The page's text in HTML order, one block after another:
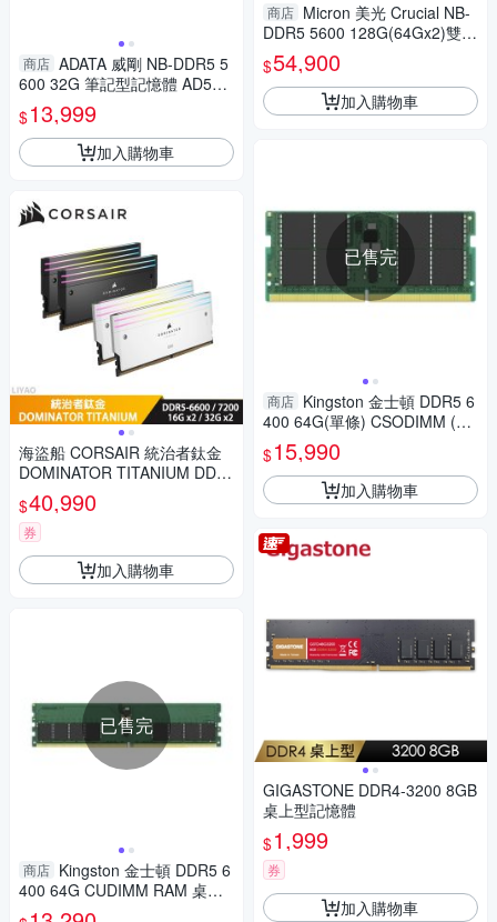
商店 ADATA 威剛 NB-DDR5 5
600 32G 筆記型記憶體 AD5S5
60032G-S
$13,999
加入購物車
海盜船 CORSAIR 統治者鈦金
DOMINATOR TITANIUM DDR
5【RGB黑/32Gx2】桌機/記憶
體
$40,990
券
加入購物車
已售完
商店 Kingston 金士頓 DDR5 6
400 64G CUDIMM RAM 桌上
型電腦記憶體 KVR64A52BD8-
商店 Micron 美光 Crucial NB-
DDR5 5600 128G(64Gx2)雙通
道筆記型記憶體 CT2K64G56C
46S5
$54,900
加入購物車
已售完
商店 Kingston 金士頓 DDR5 6
400 64G(單條) CSODIMM (Cl
ocked SODIMM)筆記型記憶體
KVR64V52BD8-64
$15,990
加入購物車
GIGASTONE DDR4-3200 8GB
桌上型記憶體
$1,999
券
加入購物車